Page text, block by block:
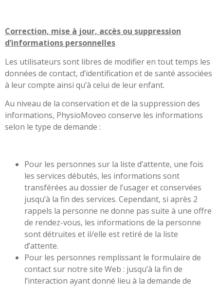
Correction, mise à jour, accès ou suppression
d’informations personnelles
Les utilisateurs sont libres de modifier en tout temps les
données de contact, d’identification et de santé associées
à leur compte ainsi qu’à celui de leur enfant.
Au niveau de la conservation et de la suppression des
informations, PhysioMoveo conserve les informations
selon le type de demande :
Pour les personnes sur la liste d’attente, une fois
les services débutés, les informations sont
transférées au dossier de l’usager et conservées
jusqu’à la fin des services. Cependant, si après 2
rappels la personne ne donne pas suite à une offre
de rendez-vous, les informations de la personne
sont détruites et il/elle est retiré de la liste
d’attente.
Pour les personnes remplissant le formulaire de
contact sur notre site Web : jusqu’à la fin de
l’interaction ayant donné lieu à la demande de